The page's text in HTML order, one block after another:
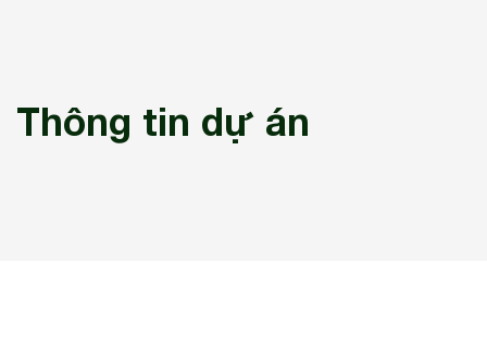
Thông tin dự án